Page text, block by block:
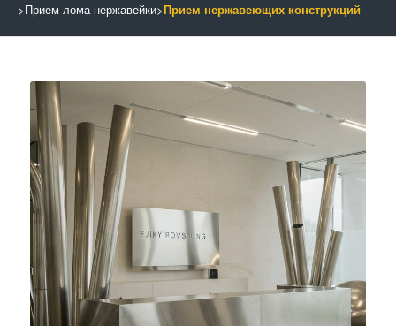
>Прием лома нержавейки>Прием нержавеющих конструкций